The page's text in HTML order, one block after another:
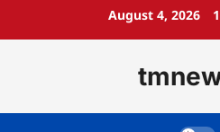
August 4, 2026